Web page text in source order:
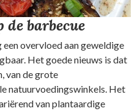
de barbecue
overvloed aan geweldige
Het goede nieuws is dat
van de grote
natuurvoedingswinkels. Het
van plantaardige